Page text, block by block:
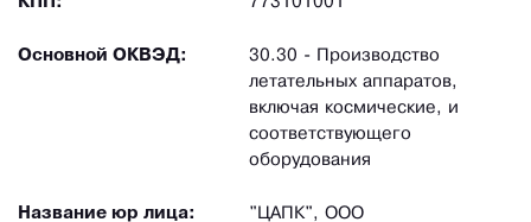
Основной ОКВЭД:
30.30 - Производство
летательных аппаратов,
включая космические, и
соответствующего
оборудования
Название юр лица: "ЦАПК", ООО